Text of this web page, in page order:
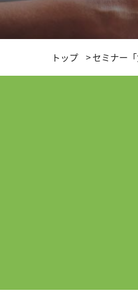
トップ >セミナー「